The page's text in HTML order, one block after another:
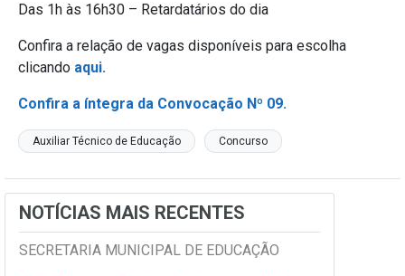
Das 1h às 16h30 – Retardatários do dia
Confira a relação de vagas disponíveis para escolha
clicando aqui.
Confira a íntegra da Convocação Nº 09.
Auxiliar Técnico de Educação Concurso
NOTÍCIAS MAIS RECENTES
SECRETARIA MUNICIPAL DE EDUCAÇÃO